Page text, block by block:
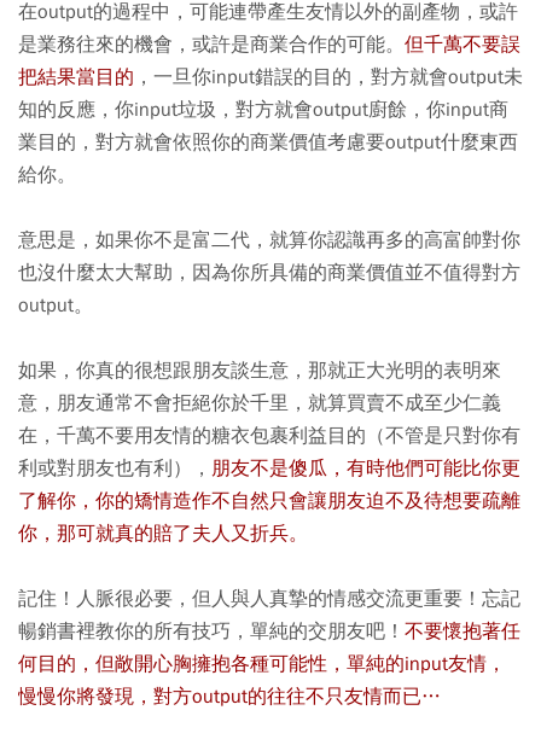
在output的過程中，可能連帶產生友情以外的副產物，或許
是業務往來的機會，或許是商業合作的可能。 但千萬不要誤
把結果當目的 ，一旦你input錯誤的目的，對方就會output未
知的反應，你input垃圾，對方就會output廚餘，你input商
業目的，對方就會依照你的商業價值考慮要output什麼東西
給你。
意思是，如果你不是富二代，就算你認識再多的高富帥對你
也沒什麼太大幫助，因為你所具備的商業價值並不值得對方
output。
如果，你真的很想跟朋友談生意，那就正大光明的表明來
意，朋友通常不會拒絕你於千里，就算買賣不成至少仁義
在，千萬不要用友情的糖衣包裹利益目的（不管是只對你有
利或對朋友也有利）， 朋友不是傻瓜，有時他們可能比你更
了解你，你的矯情造作不自然只會讓朋友迫不及待想要疏離
你，那可就真的賠了夫人又折兵。
記住！ 人脈很必要，但人與人真摯的情感交流更重要！ 忘記
暢銷書裡教你的所有技巧，單純的交朋友吧！ 不要懷抱著任
何目的，但敞開心胸擁抱各種可能性，單純的input友情，
慢慢你將發現，對方output的往往不只友情而已…